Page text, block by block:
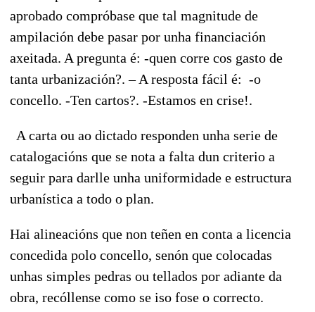
aprobado compróbase que tal magnitude de
ampilación debe pasar por unha financiación
axeitada. A pregunta é: -quen corre cos gasto de
tanta urbanización?. – A resposta fácil é: -o
concello. -Ten cartos?. -Estamos en crise!.
A carta ou ao dictado responden unha serie de
catalogacións que se nota a falta dun criterio a
seguir para darlle unha uniformidade e estructura
urbanística a todo o plan.
Hai alineacións que non teñen en conta a licencia
concedida polo concello, senón que colocadas
unhas simples pedras ou tellados por adiante da
obra, recóllense como se iso fose o correcto.